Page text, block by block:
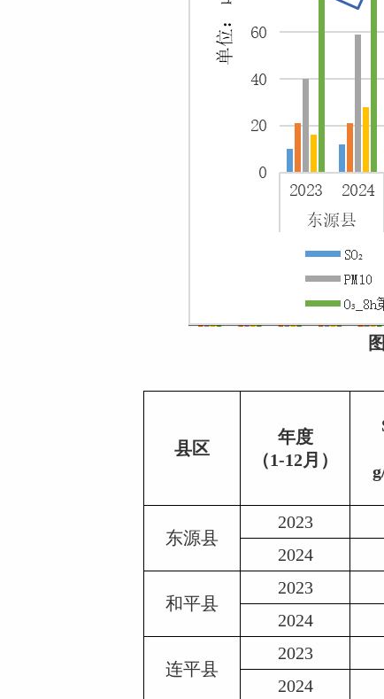
县区
年度
（1-12月）
东源县
2023
2024
和平县
2023
2024
连平县
2023
2024